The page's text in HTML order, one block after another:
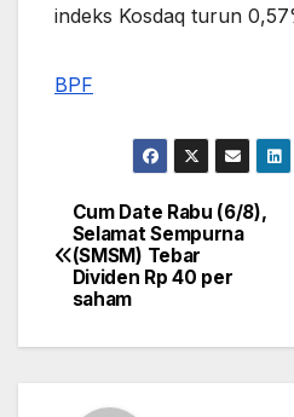
indeks Kosdaq turun
BPF
Post
navigation
Cum Date Rabu (6/8),
Selamat Sempurna
(SMSM) Tebar
Dividen Rp 40 per
saham